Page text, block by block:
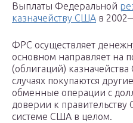
Выплаты Федеральной
казначейству США в
ФРС осуществляет
основном направляет на
(облигаций)
случаях покупаются
обменные операции с
доверии к
системе США в целом.